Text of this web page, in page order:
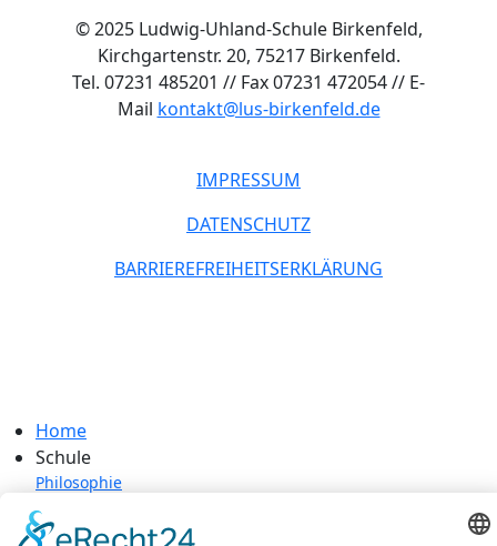
© 2025 Ludwig-Uhland-Schule Birkenfeld,
Kirchgartenstr. 20, 75217 Birkenfeld.
Tel. 07231 485201 // Fax 07231 472054 // E-
Mail kontakt@lus-birkenfeld.de
IMPRESSUM
DATENSCHUTZ
BARRIEREFREIHEITSERKLÄRUNG
Home
Schule
Philosophie
Grundschule
Hauptschule